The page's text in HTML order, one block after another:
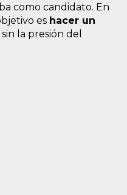
como candidato. En
es hacer un
sin la presión del